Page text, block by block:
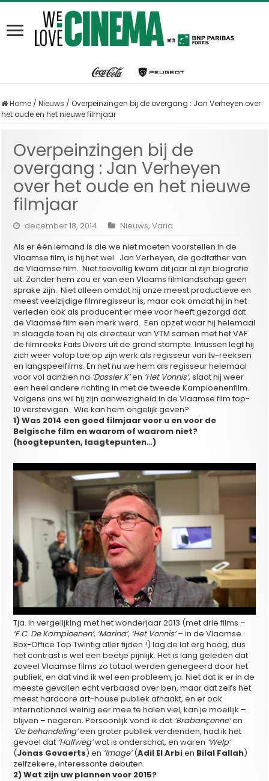
Home / Nieuws / Overpeinzingen bij de overgang : Jan Verheyen over
het oude en het nieuwe filmjaar
Overpeinzingen bij de
overgang : Jan Verheyen
over het oude en het nieuwe
filmjaar
december 18, 2014 Nieuws,Varia
Als er één iemand is die we niet moeten voorstellen in de
Vlaamse film, is hij het wel. Jan Verheyen, de godfather van
de Vlaamse film. Niet toevallig kwam dit jaar al zijn biografie
uit. Zonder hem zou er van een Vlaams filmlandschap geen
sprake zijn. Niet alleen omdat hij onze meest productieve en
meest veelzijdige filmregisseur is, maar ook omdat hij in het
verleden ook als producent er mee voor heeft gezorgd dat
de Vlaamse film een merk werd. Een opzet waar hij helemaal
in slaagde toen hij als directeur van VTM samen met het VAF
de filmreeks Faits Divers uit de grond stampte. Intussen legt hij
zich weer volop toe op zijn werk als regisseur van tv-reeksen
en langspeelfilms. En net nu we hem als regisseur helemaal
voor vol aanzien na ‘Dossier K’en ‘Het Vonnis’, slaat hij weer
een heel andere richting in met de tweede Kampioenenfilm.
Volgens ons wil hij zijn aanwezigheid in de Vlaamse film top-
10 verstevigen. Wie kan hem ongelijk geven?
1) Was 2014 een goed filmjaar voor u en voor de
Belgische film en waarom of waarom niet?
(hoogtepunten, laagtepunten…)
Tja. In vergelijking met het wonderjaar 2013 (met drie films –
‘F.C. De Kampioenen’, ‘Marina’, ‘Het Vonnis’– in de Vlaamse
Box-Office Top Twintig aller tijden !) lag de lat erg hoog, dus
het contrast is wel een beetje pijnlijk. Het is lang geleden dat
zoveel Vlaamse films zo totaal werden genegeerd door het
publiek, en dat vind ik wel een probleem, ja. Niet dat ik er in de
meeste gevallen echt verbaasd over ben, maar dat zelfs het
meest hardcore art-house publiek afhaakt, en er ook
internationaal weinig eer mee te halen viel, kan je moeilijk –
blijven – negeren. Persoonlijk vond ik dat ‘Brabançonne’en
‘De behandeling’een groter publiek verdienden, had ik het
gevoel dat ‘Halfweg’wat is onderschat, en waren ‘Welp’
(Jonas Govaerts) en ‘Image’(Adil El Arbien Bilal Fallah)
zelfzekere, interessante debuten.
2) Wat zijn uw plannen voor 2015?